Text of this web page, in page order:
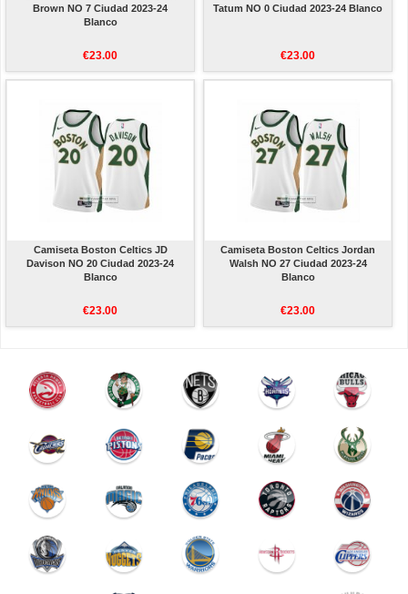
Brown NO 7 Ciudad 2023-24
Blanco
€23.00
Tatum NO 0 Ciudad 2023-24 Blanco
€23.00
Camiseta Boston Celtics JD
Davison NO 20 Ciudad 2023-24
Blanco
€23.00
Camiseta Boston Celtics Jordan
Walsh NO 27 Ciudad 2023-24
Blanco
€23.00